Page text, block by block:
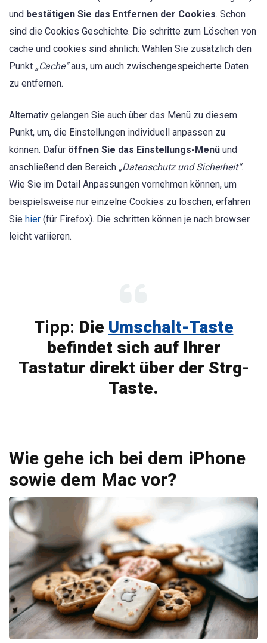
und bestätigen Sie das Entfernen der Cookies. Schon
sind die Cookies Geschichte. Die schritte zum Löschen von
cache und cookies sind ähnlich: Wählen Sie zusätzlich den
Punkt „Cache“aus, um auch zwischengespeicherte Daten
zu entfernen.
Alternativ gelangen Sie auch über das Menü zu diesem
Punkt, um, die Einstellungen individuell anpassen zu
können. Dafür öffnen Sie das Einstellungs-Menü und
anschließend den Bereich „Datenschutz und Sicherheit“.
Wie Sie im Detail Anpassungen vornehmen können, um
beispielsweise nur einzelne Cookies zu löschen, erfahren
Sie hier (für Firefox). Die schritten können je nach browser
leicht variieren.
Tipp: Die Umschalt-Taste
befindet sich auf Ihrer
Tastatur direkt über der Strg-
Taste.
Wie gehe ich bei dem iPhone
sowie dem Mac vor?